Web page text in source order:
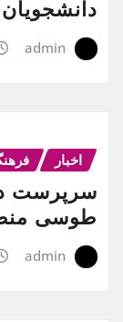
دانشجویان
admin
اخبار
سرپرست
طوسی
admin